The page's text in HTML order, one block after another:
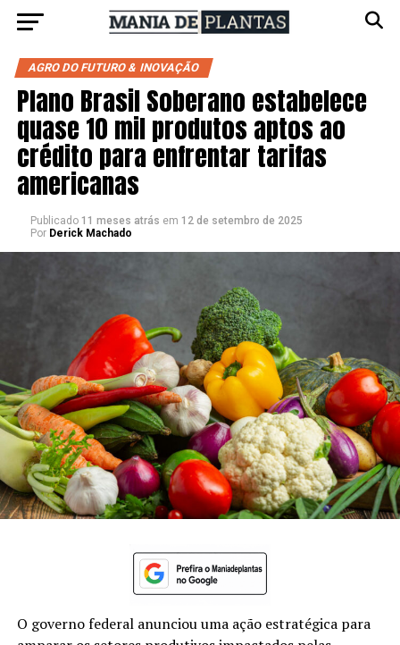
AGRO DO FUTURO & INOVAÇÃO
Plano Brasil Soberano estabelece
quase 10 mil produtos aptos ao
crédito para enfrentar tarifas
americanas
Publicado 11 meses atrás em 12 de setembro de 2025
Por Derick Machado
O governo federal anunciou uma ação estratégica para